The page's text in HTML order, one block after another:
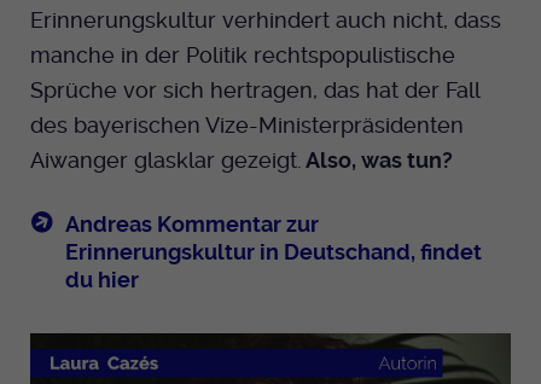
Erinnerungskultur verhindert auch nicht, dass
manche in der Politik rechtspopulistische
Sprüche vor sich hertragen, das hat der Fall
des bayerischen Vize-Ministerpräsidenten
Aiwanger glasklar gezeigt. Also, was tun?
Andreas Kommentar zur
Erinnerungskultur in Deutschand, findet
du hier